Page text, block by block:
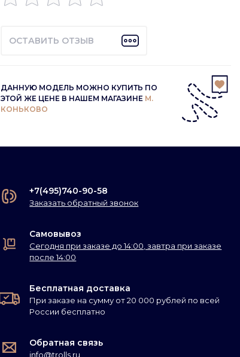
ОСТАВИТЬ ОТЗЫВ
ДАННУЮ МОДЕЛЬ МОЖНО КУПИТЬ ПО
ЭТОЙ ЖЕ ЦЕНЕ В НАШЕМ МАГАЗИНЕ М.
КОНЬКОВО
+7(495)740-90-58
Заказать обратный звонок
Самовывоз
Сегодня при заказе до 14:00, завтра при заказе
после 14:00
Бесплатная доставка
При заказе на сумму от 20 000 рублей по всей
России бесплатно
Обратная связь
info@trolls.ru